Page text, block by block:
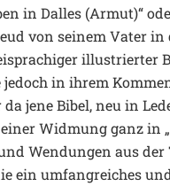
in Dalles (Armut)“
von seinem Vater
illustrierter
in ihrem
jene Bibel, neu in
Widmung ganz in
Wendungen aus
ein umfangreiches